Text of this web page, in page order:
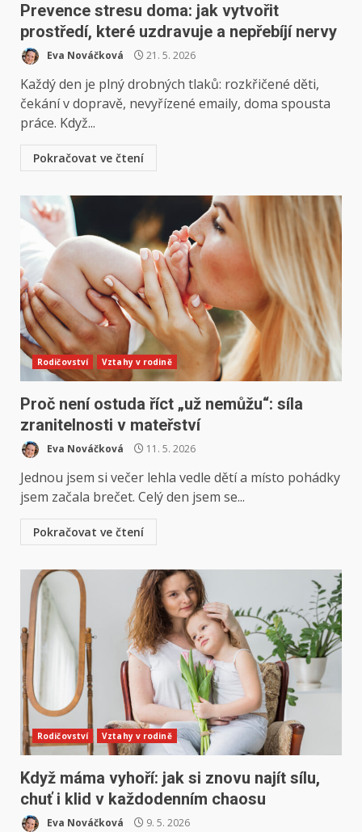
Prevence stresu doma: jak vytvořit
prostředí, které uzdravuje a nepřebíjí nervy
Eva Nováčková 21. 5. 2026
Každý den je plný drobných tlaků: rozkřičené děti,
čekání v dopravě, nevyřízené emaily, doma spousta
práce. Když...
Pokračovat ve čtení
Rodičovství Vztahy v rodině
Proč není ostuda říct „už nemůžu“: síla
zranitelnosti v mateřství
Eva Nováčková 11. 5. 2026
Jednou jsem si večer lehla vedle dětí a místo pohádky
jsem začala brečet. Celý den jsem se...
Pokračovat ve čtení
Rodičovství Vztahy v rodině
Když máma vyhoří: jak si znovu najít sílu,
chuť i klid v každodenním chaosu
Eva Nováčková 9. 5. 2026